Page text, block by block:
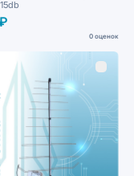
0 оценок